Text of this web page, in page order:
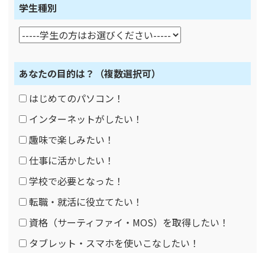
学生種別
あなたの目的は？
（複数選択可）
はじめてのパソコン！
インターネットがしたい！
趣味で楽しみたい！
仕事に活かしたい！
学校で必要となった！
転職・就活に役立てたい！
資格（サーティファイ・MOS）を取得したい！
タブレット・スマホを使いこなしたい！